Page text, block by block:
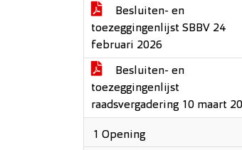
Besluiten- en
toezeggingenlijst SBBV 24
februari 2026
Besluiten- en
toezeggingenlijst
raadsvergadering 10 maart
1 Opening